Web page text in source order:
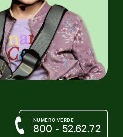
800 - 52.62.72
NUMERO VERDE